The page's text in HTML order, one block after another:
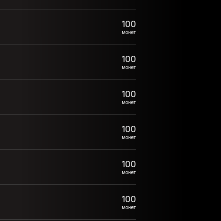
100
монет
100
монет
100
монет
100
монет
100
монет
100
монет